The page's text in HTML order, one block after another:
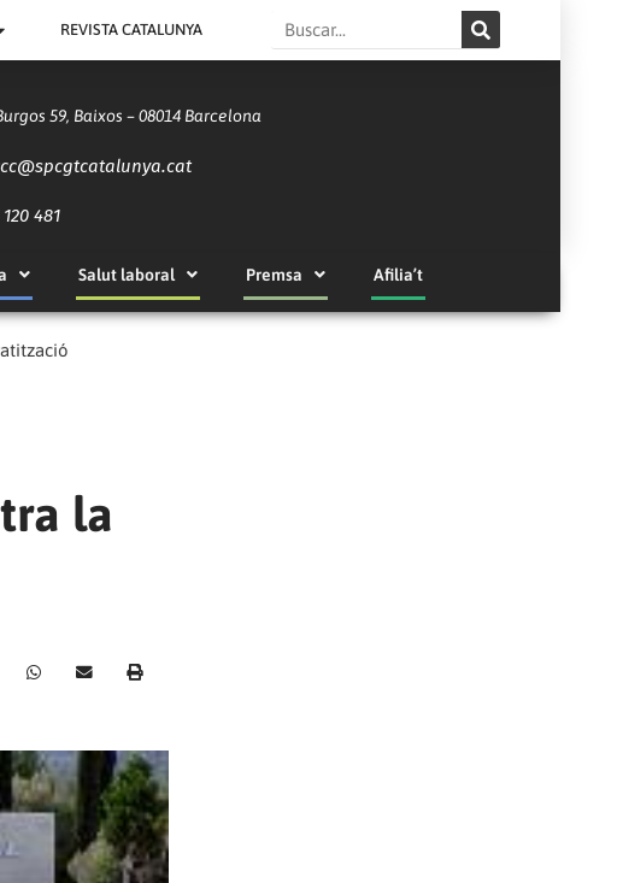
REVISTA CATALUNYA Search
59, Baixos – 08014 Barcelona
spcgtcatalunya.cat
481
Salut laboral Premsa Afilia’t
la